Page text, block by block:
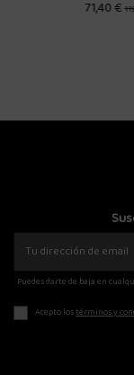
Puedes darte de baja en
Acepto lostérminos y